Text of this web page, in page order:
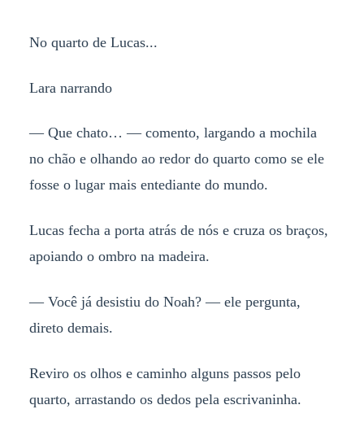
No quarto de Lucas...
Lara narrando
— Que chato… — comento, largando a mochila
no chão e olhando ao redor do quarto como se ele
fosse o lugar mais entediante do mundo.
Lucas fecha a porta atrás de nós e cruza os braços,
apoiando o ombro na madeira.
— Você já desistiu do Noah? — ele pergunta,
direto demais.
Reviro os olhos e caminho alguns passos pelo
quarto, arrastando os dedos pela escrivaninha.